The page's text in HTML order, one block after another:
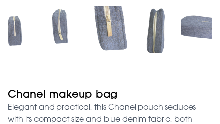
Chanel makeup bag
Elegant and practical, this Chanel pouch seduces
with its compact size and blue denim fabric, both